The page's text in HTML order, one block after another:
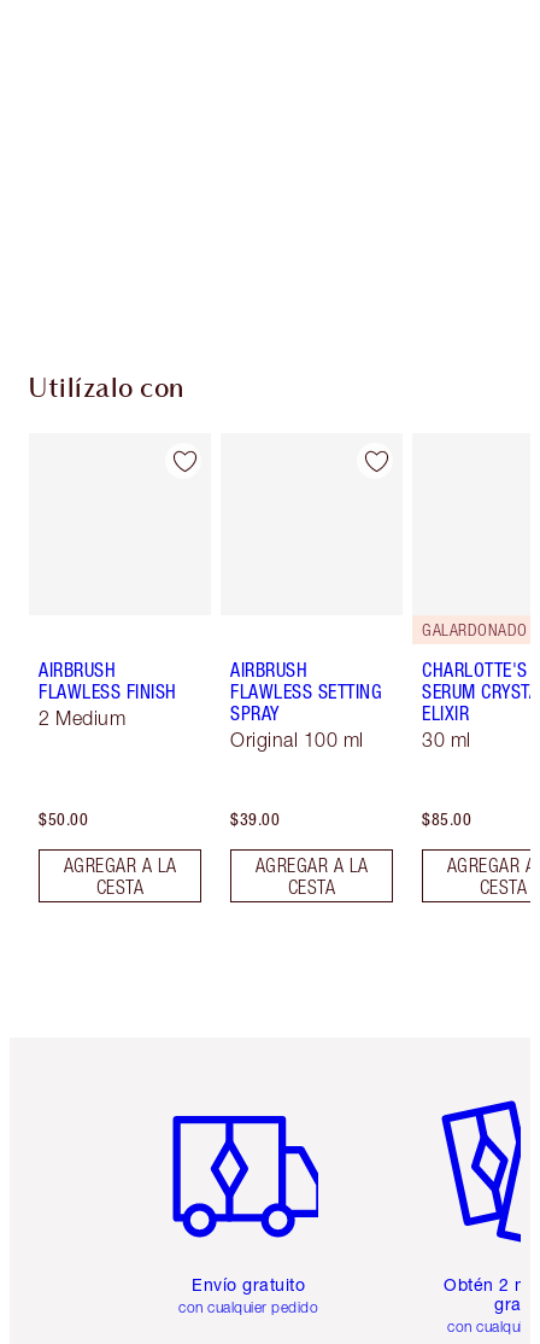
Utilízalo con
AIRBRUSH
FLAWLESS FINISH
2 Medium
$50.00
AGREGAR A LA
CESTA
AIRBRUSH
FLAWLESS SETTING
SPRAY
Original 100 ml
$39.00
AGREGAR A LA
CESTA
GALARDONADO
CHARLOTTE'S
SERUM
ELIXIR
30 ml
$85.00
AGREGAR
CESTA
Envío gratuito
con cualquier pedido
Obtén 2
gratis
con